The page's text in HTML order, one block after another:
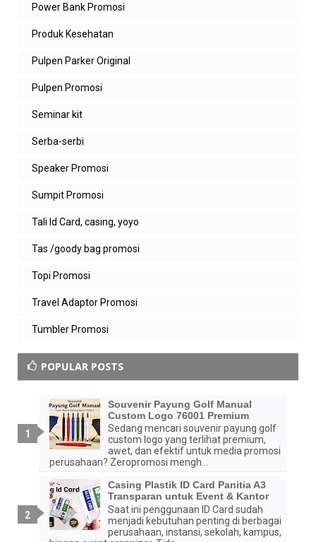
Power Bank Promosi
Produk Kesehatan
Pulpen Parker Original
Pulpen Promosi
Seminar kit
Serba-serbi
Speaker Promosi
Sumpit Promosi
Tali Id Card, casing, yoyo
Tas /goody bag promosi
Topi Promosi
Travel Adaptor Promosi
Tumbler Promosi
POPULAR POSTS
Souvenir Payung Golf Manual
Custom Logo 76001 Premium
Sedang mencari souvenir payung golf
custom logo yang terlihat premium,
awet, dan efektif untuk media promosi
perusahaan? Zeropromosi mengh...
Casing Plastik ID Card Panitia A3
Transparan untuk Event & Kantor
Saat ini penggunaan ID Card sudah
menjadi kebutuhan penting di berbagai
perusahaan, instansi, sekolah, kampus,